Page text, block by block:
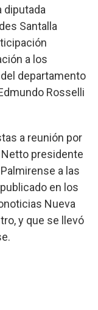
diputada
Santalla
a los
departamento
Rosselli
a reunión por
Netto presidente
a las
en los
Nueva
y que se llevó